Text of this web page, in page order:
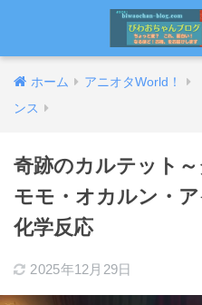
ホーム アニオタWorld！
ンス
奇跡のカルテット～
モモ・オカルン・
化学反応
2025年12月29日